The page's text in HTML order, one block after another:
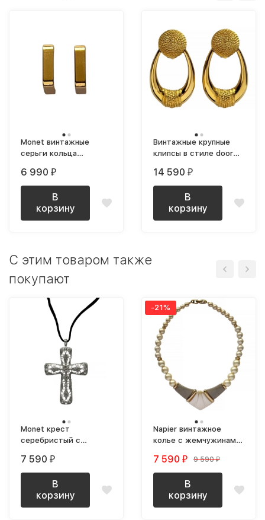
Monet винтажные
серьги кольца
средние
6 990 ₽
В
корзину
Винтажные крупные
клипсы в стиле door
14 590 ₽
В
корзину
C этим товаром также
покупают
Monet крест
серебристый с
бархатной ленте NOS
7 590 ₽
В
корзину
-21%
Napier винтажное
колье с жемчужинами
7 590 ₽ 9 590 ₽
В
корзину